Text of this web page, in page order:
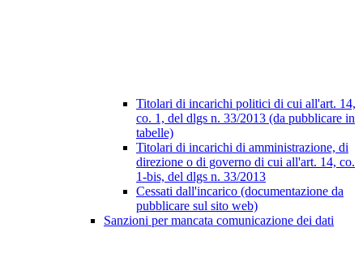
Titolari di incarichi politici di cui all'art. 14,
co. 1, del dlgs n. 33/2013 (da pubblicare in
tabelle)
Titolari di incarichi di amministrazione, di
direzione o di governo di cui all'art. 14, co.
1-bis, del dlgs n. 33/2013
Cessati dall'incarico (documentazione da
pubblicare sul sito web)
Sanzioni per mancata comunicazione dei dati